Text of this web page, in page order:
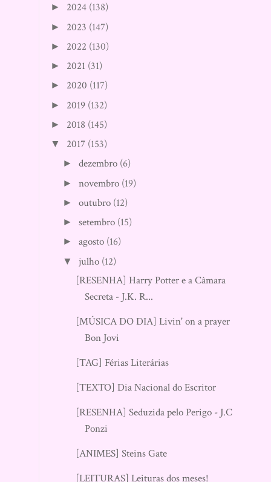
► 2024 (138)
► 2023 (147)
► 2022 (130)
► 2021 (31)
► 2020 (117)
► 2019 (132)
► 2018 (145)
▼ 2017 (153)
►dezembro (6)
►novembro (19)
►outubro (12)
►setembro (15)
►agosto (16)
▼ julho (12)
[RESENHA] Harry Potter e a Câmara
Secreta - J.K. R...
[MÚSICA DO DIA] Livin' on a prayer -
Bon Jovi
[TAG] Férias Literárias
[TEXTO] Dia Nacional do Escritor
[RESENHA] Seduzida pelo Perigo - J.C.
Ponzi
[ANIMES] Steins Gate
[LEITURAS] Leituras dos meses!